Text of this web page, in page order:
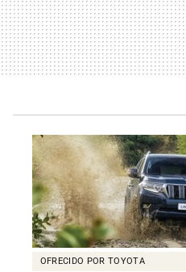
OFRECIDO POR TOYOTA